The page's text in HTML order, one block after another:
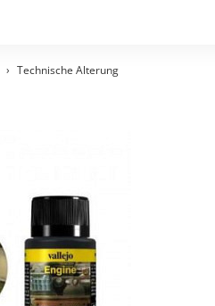
Technische Alterung